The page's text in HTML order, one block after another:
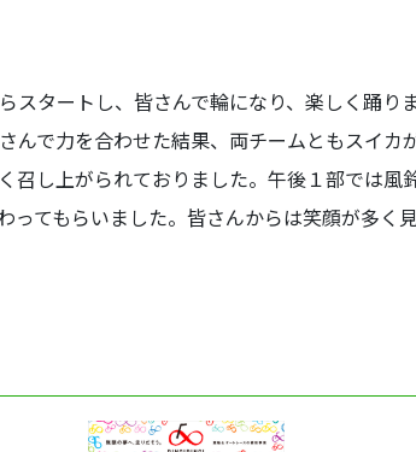
タートし、皆さんで輪になり、楽しく踊り
で力を合わせた結果、両チームともスイ
し上がられておりました。午後１部では風
てもらいました。皆さんからは笑顔が多く